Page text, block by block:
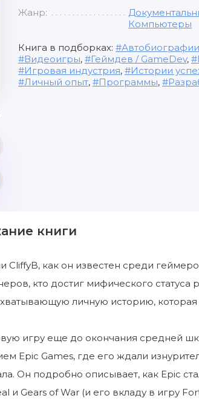
Жанр:
Компьютеры
Книга в подборках: Автобиографии
Видеоигры, Геймдев / GameDev,
Игровая индустрия, Истории
Личный опыт, Программы,
книги
CliffyB, как он известен среди
кто достиг мифического статуса
личную историю,
игру еще до окончания средней
Epic Games, где его ждали
Он подробно описывает, как Epic
и Gears of War (и его вкладу в игру